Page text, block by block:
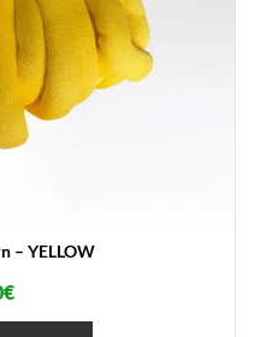
– YELLOW
€